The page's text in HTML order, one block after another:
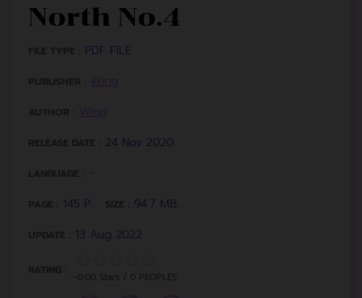
North No.4
FILE TYPE : PDF FILE
PUBLISHER :
AUTHOR :
RELEASE DATE : 24 Nov 2020
LANGUAGE : -
PAGE : 145 P. SIZE : 94.7 MB.
UPDATE : 13 Aug 2022
RATING :
~0.00 Stars / 0 PEOPLES